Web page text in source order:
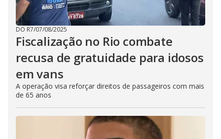
DO R7/07/08/2025
Fiscalização no Rio combate
recusa de gratuidade para idosos
em vans
A operação visa reforçar direitos de passageiros com mais
de 65 anos